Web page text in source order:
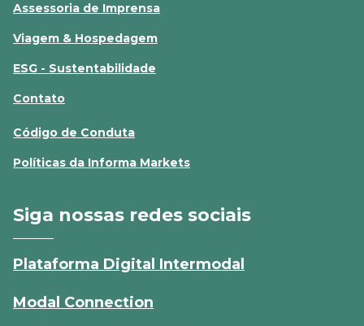
Assessoria de Imprensa
Viagem & Hospedagem
ESG - Sustentabilidade
Contato
Código de Conduta
Políticas da Informa Markets
Siga nossas redes sociais
Plataforma Digital Intermodal
Modal Connection